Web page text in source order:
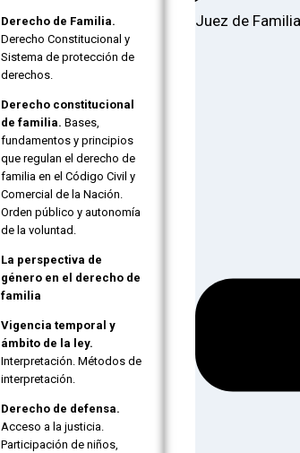
Derecho de Familia.
Derecho Constitucional y
Sistema de protección de
derechos.
Derecho constitucional
de familia. Bases,
fundamentos y principios
que regulan el derecho de
familia en el Código Civil y
Comercial de la Nación.
Orden público y autonomía
de la voluntad.
La perspectiva de
género en el derecho de
familia
Vigencia temporal y
ámbito de la ley.
Interpretación. Métodos de
interpretación.
Derecho de defensa.
Acceso a la justicia.
Participación de niños,
Juez de